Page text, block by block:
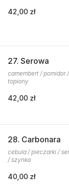
42,00 zł
27. Serowa
camembert / pomidor
topiony
42,00 zł
28. Carbonara
cebula / pieczarki /
/ szynka
40,00 zł